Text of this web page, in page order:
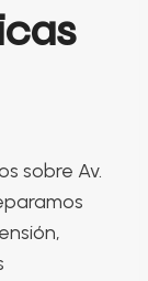
sobre Av.